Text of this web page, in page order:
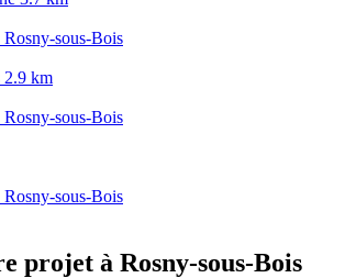
sous-Bois
2.9 km
sous-Bois
sous-Bois
projet à Rosny-sous-Bois